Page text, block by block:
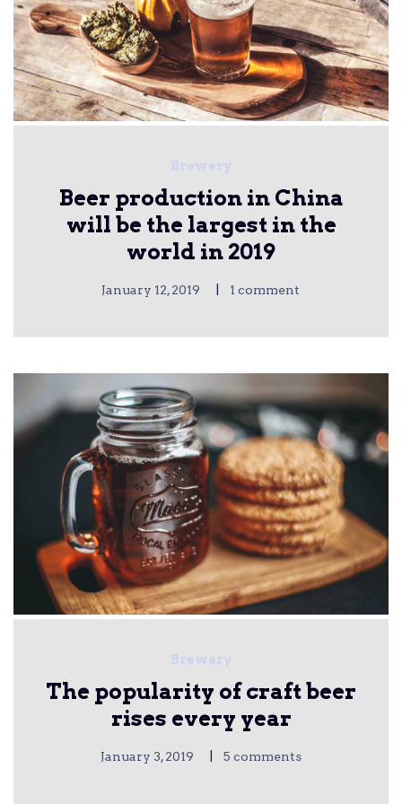
Brewery
Beer production in China
will be the largest in the
world in 2019
January 12, 2019 1 comment
Brewery
The popularity of craft beer
rises every year
January 3, 2019 5 comments